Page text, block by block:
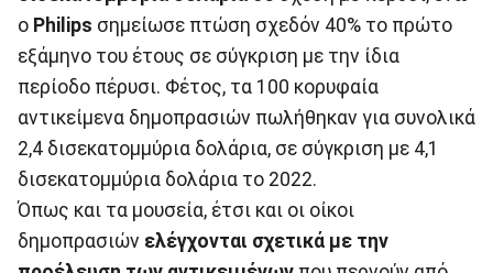
ο Philips σημείωσε πτώση σχεδόν 40% το πρώτο
εξάμηνο του έτους σε σύγκριση με την ίδια
περίοδο πέρυσι. Φέτος, τα 100 κορυφαία
αντικείμενα δημοπρασιών πωλήθηκαν για συνολικά
2,4 δισεκατομμύρια δολάρια, σε σύγκριση με 4,1
δισεκατομμύρια δολάρια το 2022.
Όπως και τα μουσεία, έτσι και οι οίκοι
δημοπρασιών ελέγχονται σχετικά με την